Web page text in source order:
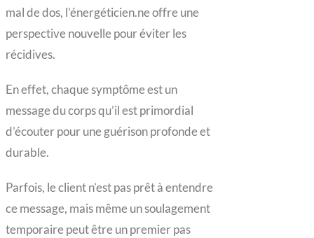
mal de dos, l’énergéticien.ne offre une
perspective nouvelle pour éviter les
récidives.
En effet, chaque symptôme est un
message du corps qu’il est primordial
d’écouter pour une guérison profonde et
durable.
Parfois, le client n’est pas prêt à entendre
ce message, mais même un soulagement
temporaire peut être un premier pas